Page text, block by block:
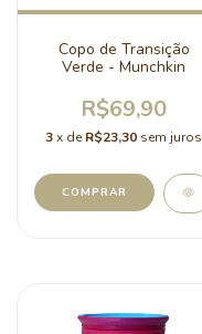
Copo de Transição
Verde - Munchkin
R$69,90
3x de R$23,30 sem juros